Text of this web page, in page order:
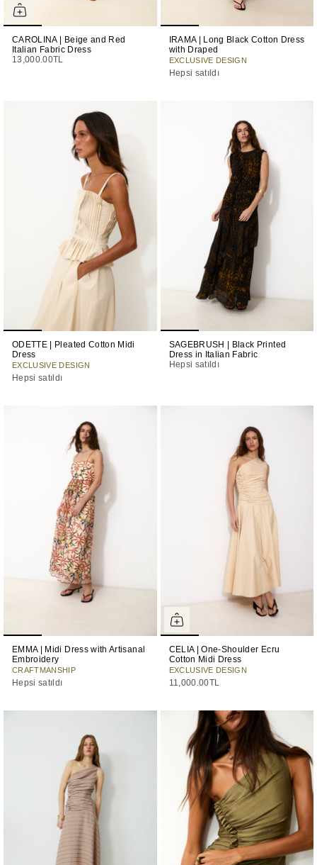
CAROLINA | Beige and Red
Italian Fabric Dress
13,000.00TL
IRAMA | Long Black Cotton Dress
with Draped
EXCLUSIVE DESIGN
Hepsi satıldı
ODETTE | Pleated Cotton Midi
Dress
EXCLUSIVE DESIGN
Hepsi satıldı
SAGEBRUSH | Black Printed
Dress in Italian Fabric
Hepsi satıldı
EMMA | Midi Dress with Artisanal
Embroidery
CRAFTMANSHIP
Hepsi satıldı
CELIA | One-Shoulder Ecru
Cotton Midi Dress
EXCLUSIVE DESIGN
11,000.00TL